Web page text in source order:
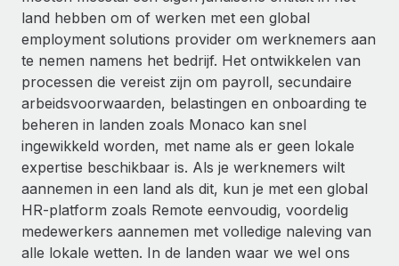
land hebben om of werken met een global
employment solutions provider om werknemers aan
te nemen namens het bedrijf. Het ontwikkelen van
processen die vereist zijn om payroll, secundaire
arbeidsvoorwaarden, belastingen en onboarding te
beheren in landen zoals Monaco kan snel
ingewikkeld worden, met name als er geen lokale
expertise beschikbaar is. Als je werknemers wilt
aannemen in een land als dit, kun je met een global
HR-platform zoals Remote eenvoudig, voordelig
medewerkers aannemen met volledige naleving van
alle lokale wetten. In de landen waar we wel ons